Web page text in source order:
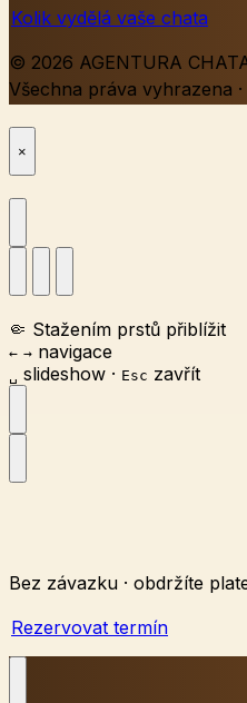
Kolik vydělá vaše chata
© 2026 AGENTURA
Všechna práva vyhrazena ·
×
🤏 Stažením prstů přiblížit
← → navigace
␣ slideshow · Esc zavřít
Bez závazku · obdržíte
Rezervovat termín